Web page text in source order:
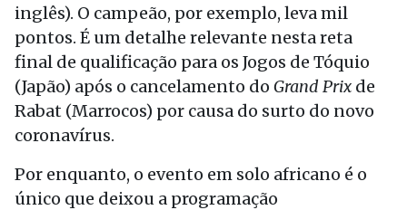
inglês). O campeão, por exemplo, leva mil
pontos. É um detalhe relevante nesta reta
final de qualificação para os Jogos de Tóquio
(Japão) após o cancelamento do Grand Prix de
Rabat (Marrocos) por causa do surto do novo
coronavírus.
Por enquanto, o evento em solo africano é o
único que deixou a programação